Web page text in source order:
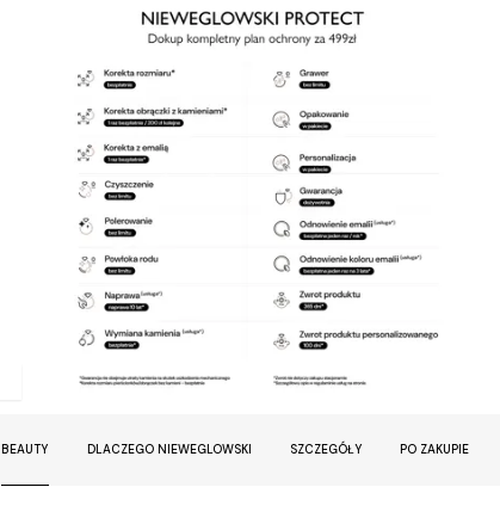
BEAUTY DLACZEGO NIEWEGLOWSKI SZCZEGÓŁY PO ZAKUPIE